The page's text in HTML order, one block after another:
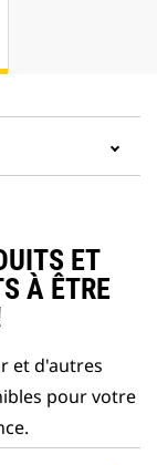
ET
À ÊTRE
et d'autres
pour votre